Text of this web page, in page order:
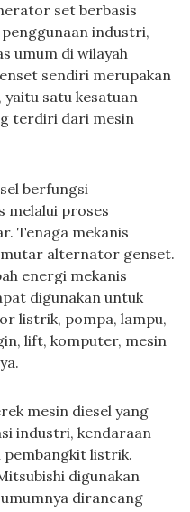
set berbasis
industri,
umum di wilayah
sendiri merupakan
satu kesatuan
terdiri dari mesin
berfungsi
melalui proses
Tenaga mekanis
alternator genset.
energi mekanis
digunakan untuk
listrik, pompa, lampu,
lift, komputer, mesin
mesin diesel yang
industri, kendaraan
listrik.
digunakan
dirancang